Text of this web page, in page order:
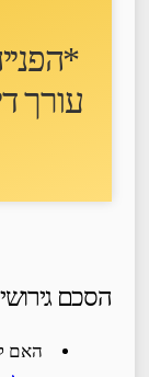
עורך
הסכם
האם